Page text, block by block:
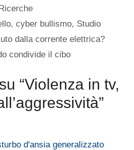
,cyber bullismo, Studio
dalla corrente elettrica?
condivide il cibo
“Violenza in tv,
d'ansia generalizzato